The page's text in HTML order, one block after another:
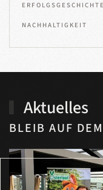
ERFOLGSGESCHICHTE
NACHHALTIGKEIT
Aktuelles
BLEIB AUF